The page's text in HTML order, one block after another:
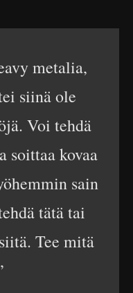
metalia,
siinä ole
Voi tehdä
soittaa kovaa
sain
tätä tai
Tee mitä